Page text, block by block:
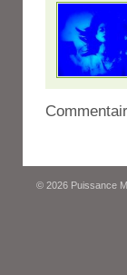
© 2026 Puissance